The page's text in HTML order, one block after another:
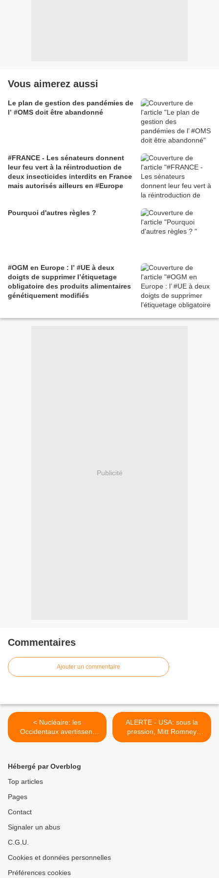
Vous aimerez aussi
Le plan de gestion des pandémies de
l’ #OMS doit être abandonné
#FRANCE - Les sénateurs donnent
leur feu vert à la réintroduction de
deux insecticides interdits en France
mais autorisés ailleurs en #Europe
Pourquoi d'autres règles ?
#OGM en Europe : l’ #UE à deux
doigts de supprimer l’étiquetage
obligatoire des produits alimentaires
génétiquement modifiés
Publicité
Commentaires
Ajouter un commentaire
< Nucléaire: les
Occidentaux avertissent
l'Iran que le temps est
ALERTE - USA: sous la
pression, Mitt Romney
publie sa feuille d'impôts
Hébergé par Overblog
Top articles
Pages
Contact
Signaler un abus
C.G.U.
Cookies et données personnelles
Préférences cookies